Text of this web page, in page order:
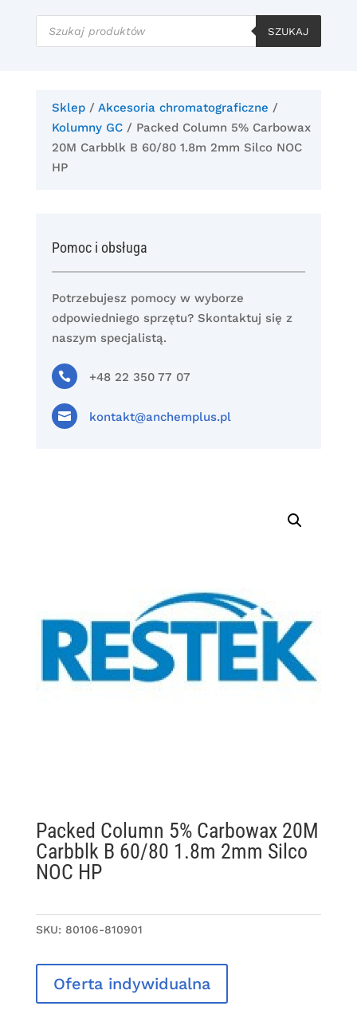
Wyszukiwarka
produktów
SZUKAJ
Sklep/ Akcesoria chromatograficzne /
Kolumny GC/ Packed Column 5% Carbowax
20M Carbblk B 60/80 1.8m 2mm Silco NOC
HP
Pomoc i obsługa
Potrzebujesz pomocy w wyborze
odpowiedniego sprzętu? Skontaktuj się z
naszym specjalistą.
 +48 22 350 77 07
 kontakt@anchemplus.pl
Packed Column 5% Carbowax 20M
Carbblk B 60/80 1.8m 2mm Silco
NOC HP
SKU: 80106-810901
Oferta indywidualna